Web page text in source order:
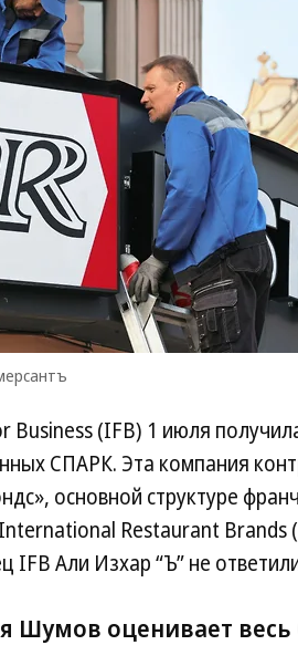
Business (IFB) 1 июля
СПАРК. Эта компания
основной структуре
Restaurant Brands
IFB Али Изхар “Ъ” не
Шумов оценивает весь